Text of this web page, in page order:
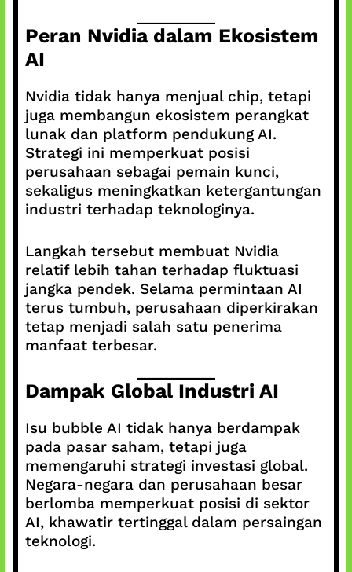
Peran Nvidia dalam Ekosistem
AI
Nvidia tidak hanya menjual chip, tetapi
juga membangun ekosistem perangkat
lunak dan platform pendukung AI.
Strategi ini memperkuat posisi
perusahaan sebagai pemain kunci,
sekaligus meningkatkan ketergantungan
industri terhadap teknologinya.
Langkah tersebut membuat Nvidia
relatif lebih tahan terhadap fluktuasi
jangka pendek. Selama permintaan AI
terus tumbuh, perusahaan diperkirakan
tetap menjadi salah satu penerima
manfaat terbesar.
Dampak Global Industri AI
Isu bubble AI tidak hanya berdampak
pada pasar saham, tetapi juga
memengaruhi strategi investasi global.
Negara-negara dan perusahaan besar
berlomba memperkuat posisi di sektor
AI, khawatir tertinggal dalam persaingan
teknologi.